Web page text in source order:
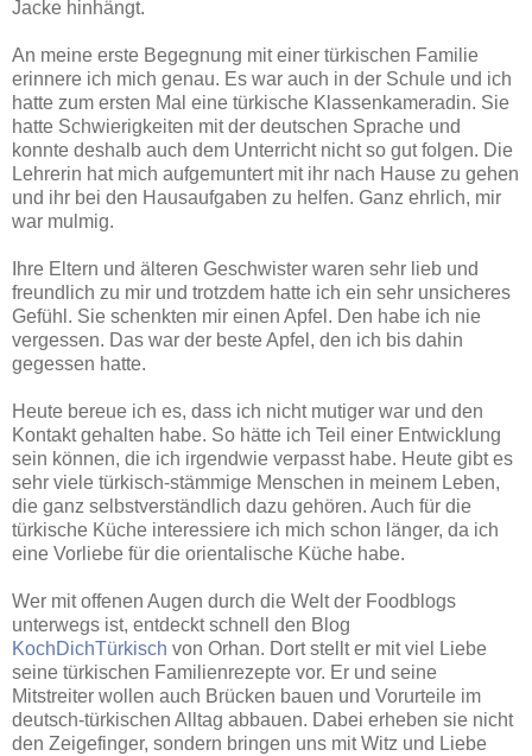
Jacke hinhängt.
An meine erste Begegnung mit einer türkischen Familie
erinnere ich mich genau. Es war auch in der Schule und ich
hatte zum ersten Mal eine türkische Klassenkameradin. Sie
hatte Schwierigkeiten mit der deutschen Sprache und
konnte deshalb auch dem Unterricht nicht so gut folgen. Die
Lehrerin hat mich aufgemuntert mit ihr nach Hause zu gehen
und ihr bei den Hausaufgaben zu helfen. Ganz ehrlich, mir
war mulmig.
Ihre Eltern und älteren Geschwister waren sehr lieb und
freundlich zu mir und trotzdem hatte ich ein sehr unsicheres
Gefühl. Sie schenkten mir einen Apfel. Den habe ich nie
vergessen. Das war der beste Apfel, den ich bis dahin
gegessen hatte.
Heute bereue ich es, dass ich nicht mutiger war und den
Kontakt gehalten habe. So hätte ich Teil einer Entwicklung
sein können, die ich irgendwie verpasst habe. Heute gibt es
sehr viele türkisch-stämmige Menschen in meinem Leben,
die ganz selbstverständlich dazu gehören. Auch für die
türkische Küche interessiere ich mich schon länger, da ich
eine Vorliebe für die orientalische Küche habe.
Wer mit offenen Augen durch die Welt der Foodblogs
unterwegs ist, entdeckt schnell den Blog
KochDichTürkisch von Orhan. Dort stellt er mit viel Liebe
seine türkischen Familienrezepte vor. Er und seine
Mitstreiter wollen auch Brücken bauen und Vorurteile im
deutsch-türkischen Alltag abbauen. Dabei erheben sie nicht
den Zeigefinger, sondern bringen uns mit Witz und Liebe